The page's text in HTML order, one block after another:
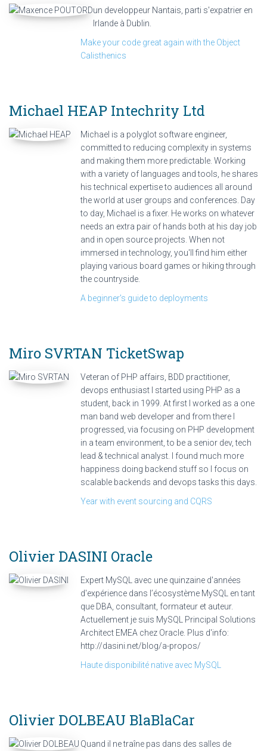
un developpeur Nantais, parti s'expatrier en
Irlande à Dublin.
Make your code great again with the Object
Calisthenics
Michael HEAP Intechrity Ltd
Michael is a polyglot software engineer,
committed to reducing complexity in systems
and making them more predictable. Working
with a variety of languages and tools, he shares
his technical expertise to audiences all around
the world at user groups and conferences. Day
to day, Michael is a fixer. He works on whatever
needs an extra pair of hands both at his day job
and in open source projects. When not
immersed in technology, you'll find him either
playing various board games or hiking through
the countryside.
A beginner's guide to deployments
Miro SVRTAN TicketSwap
Veteran of PHP affairs, BDD practitioner,
devops enthusiast I started using PHP as a
student, back in 1999. At first I worked as a one
man band web developer and from there I
progressed, via focusing on PHP development
in a team environment, to be a senior dev, tech
lead & technical analyst. I found much more
happiness doing backend stuff so I focus on
scalable backends and devops tasks this days.
Year with event sourcing and CQRS
Olivier DASINI Oracle
Expert MySQL avec une quinzaine d'années
d'expérience dans l’écosystème MySQL en tant
que DBA, consultant, formateur et auteur.
Actuellement je suis MySQL Principal Solutions
Architect EMEA chez Oracle. Plus d'info:
http://dasini.net/blog/a-propos/
Haute disponibilité native avec MySQL
Olivier DOLBEAU BlaBlaCar
Quand il ne traîne pas dans des salles de